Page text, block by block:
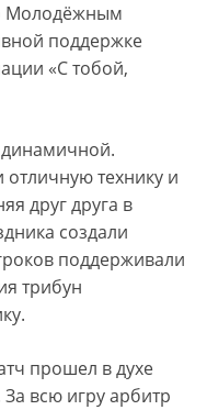
Молодёжным
поддержке
«С тобой,
технику и
друг друга в
создали
поддерживали
трибун
прошел в духе
всю игру арбитр